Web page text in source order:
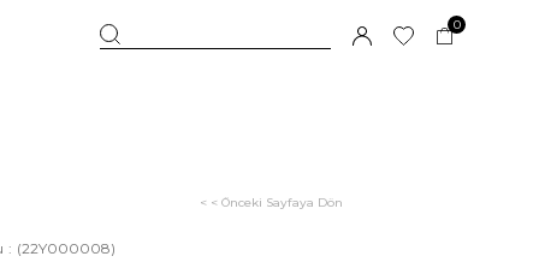
0
< < Önceki Sayfaya Dön
(22Y000008)